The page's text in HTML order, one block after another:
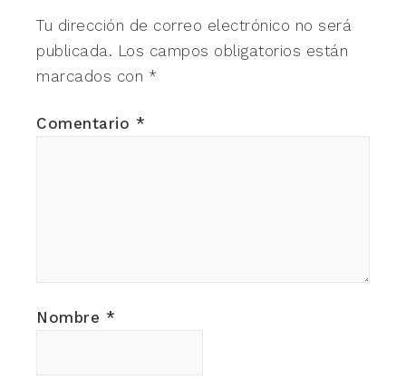
Tu dirección de correo electrónico no será
publicada. Los campos obligatorios están
marcados con *
Comentario *
Nombre *